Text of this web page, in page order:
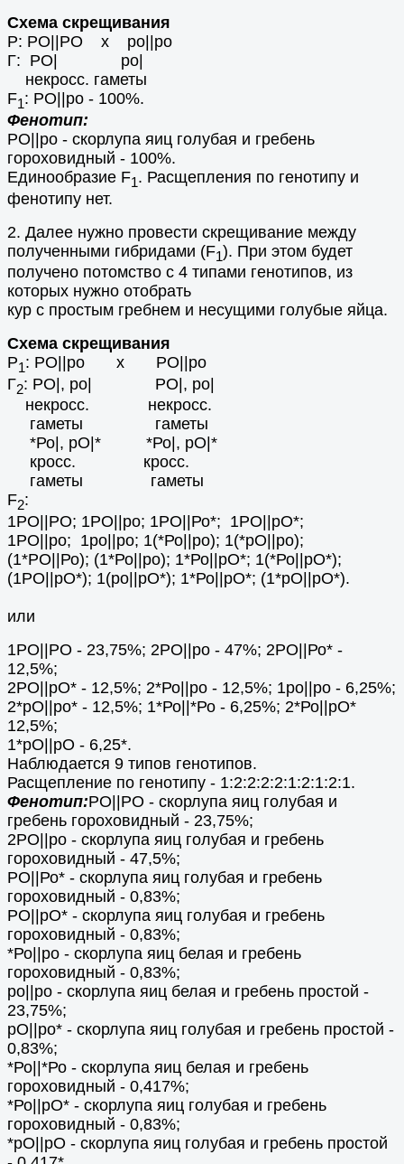
Схема скрещивания
Р: РO||PO х po||po
Г: РO| ро|
некросс. гаметы
F1: РO||po - 100%.
Фенотип:
РO||ро - скорлупа яиц голубая и гребень
гороховидный - 100%.
Единообразие F1. Расщепления по генотипу и
фенотипу нет.
2. Далее нужно провести скрещивание между
полученными гибридами (F1). При этом будет
получено потомство с 4 типами генотипов, из
которых нужно отобрать
кур с простым гребнем и несущими голубые яйца.
Схема скрещивания
Р1: РO||po х РO||po
Г2: РO|, ро| РO|, ро|
некросс. некросс.
гаметы гаметы
*Ро|, рО|* *Ро|, рО|*
кросс. кросс.
гаметы гаметы
F2:
1РО||РО; 1РО||ро; 1РО||Ро*; 1РО||рО*;
1РО||ро; 1ро||ро; 1(*Ро||ро); 1(*рО||ро);
(1*РО||Ро); (1*Ро||ро); 1*Ро||рО*; 1(*Ро||рО*);
(1РО||рО*); 1(ро||рО*); 1*Ро||рО*; (1*рО||рО*).
или
1РО||РО - 23,75%; 2РО||ро - 47%; 2РО||Ро* -
12,5%;
2РО||рО* - 12,5%; 2*Ро||ро - 12,5%; 1ро||ро - 6,25%;
2*рО||ро* - 12,5%; 1*Ро||*Ро - 6,25%; 2*Ро||рО*
12,5%;
1*рО||рО - 6,25*.
Наблюдается 9 типов генотипов.
Расщепление по генотипу - 1:2:2:2:2:1:2:1:2:1.
Фенотип:РО||РО - скорлупа яиц голубая и
гребень гороховидный - 23,75%;
2РО||ро - скорлупа яиц голубая и гребень
гороховидный - 47,5%;
РО||Ро* - скорлупа яиц голубая и гребень
гороховидный - 0,83%;
РО||рО* - скорлупа яиц голубая и гребень
гороховидный - 0,83%;
*Ро||ро - скорлупа яиц белая и гребень
гороховидный - 0,83%;
ро||ро - скорлупа яиц белая и гребень простой -
23,75%;
рО||ро* - скорлупа яиц голубая и гребень простой -
0,83%;
*Ро||*Ро - скорлупа яиц белая и гребень
гороховидный - 0,417%;
*Ро||рО* - скорлупа яиц голубая и гребень
гороховидный - 0,83%;
*рО||рО - скорлупа яиц голубая и гребень простой